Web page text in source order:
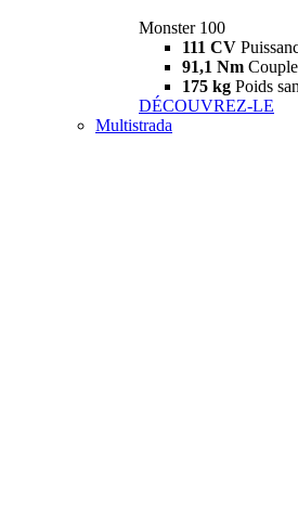
Monster 100
111 CV
91,1 Nm Couple
175 kg Poids
DÉCOUVREZ-LE
Multistrada